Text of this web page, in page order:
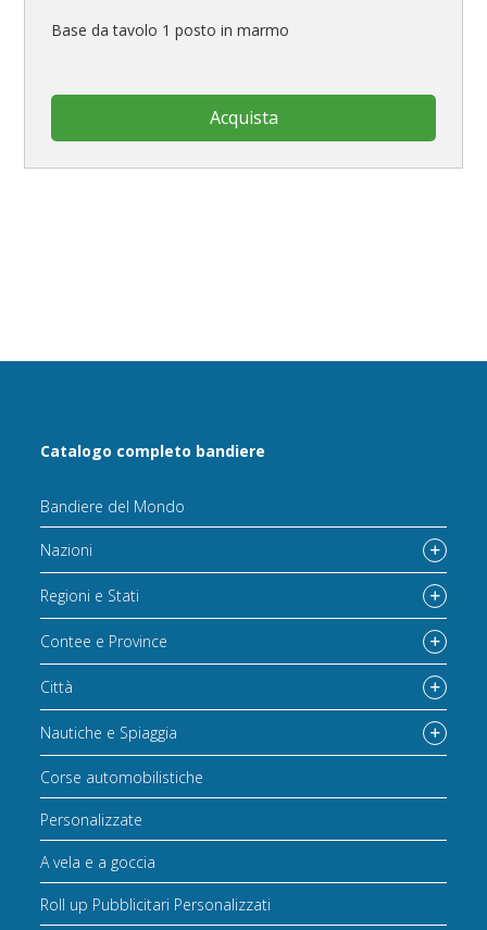
Base da tavolo 1 posto in marmo
Acquista
Catalogo completo bandiere
Bandiere del Mondo
Nazioni
Regioni e Stati
Contee e Province
Città
Nautiche e Spiaggia
Corse automobilistiche
Personalizzate
A vela e a goccia
Roll up Pubblicitari Personalizzati